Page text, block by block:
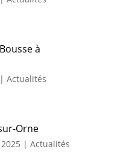
à
Actualités
Orne
| Actualités